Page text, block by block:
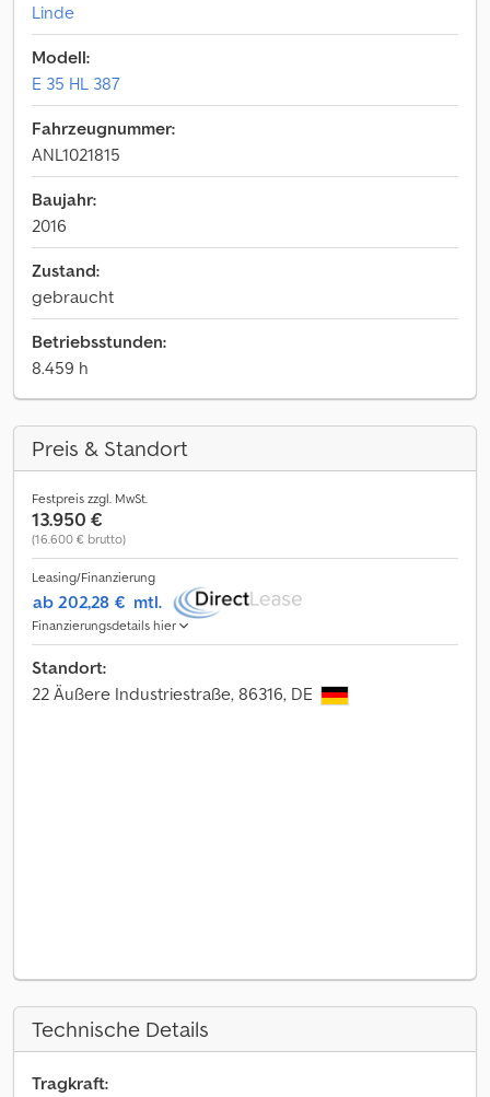
Linde
Modell:
E 35 HL 387
Fahrzeugnummer:
ANL1021815
Baujahr:
2016
Zustand:
gebraucht
Betriebsstunden:
8.459 h
Preis & Standort
Festpreis zzgl. MwSt.
13.950 €
(16.600 € brutto)
Leasing/Finanzierung
ab 202,28 € mtl.
Finanzierungsdetails hier
Standort:
22 Äußere Industriestraße, 86316, DE
Technische Details
Tragkraft: